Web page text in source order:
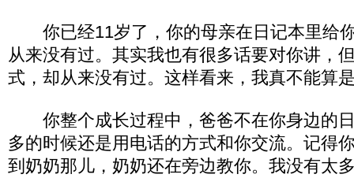
你已经11岁了，你的母亲在日记本里给
从来没有过。其实我也有很多话要对你讲，
式，却从来没有过。这样看来，我真不能算
你整个成长过程中，爸爸不在你身边的
多的时候还是用电话的方式和你交流。记得
到奶奶那儿，奶奶还在旁边教你。我没有太